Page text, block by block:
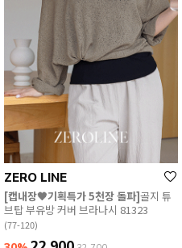
ZERO LINE
[캡내장🖤기획특가 5천장 돌파]골지 튜
브탑 부유방 커버 브라나시 81323
(77-120)